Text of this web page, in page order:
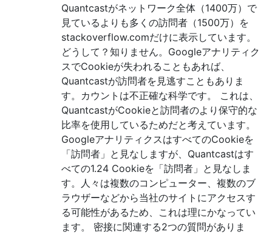
Quantcastがネットワーク全体（1400万）で
見ているよりも多くの訪問者（1500万）を
stackoverflow.comだけに表示しています。
どうして？知りません。Googleアナリティク
スでCookieが失われることもあれば、
Quantcastが訪問者を見逃すこともありま
す。カウントは不正確な科学です。 これは、
QuantcastがCookieと訪問者のより保守的な
比率を使用しているためだと考えています。
GoogleアナリティクスはすべてのCookieを
「訪問者」と見なしますが、Quantcastはす
べての1.24 Cookieを「訪問者」と見なしま
す。人々は複数のコンピューター、複数のブ
ラウザーなどから当社のサイトにアクセスす
る可能性があるため、これは理にかなってい
ます。 密接に関連する2つの質問がありま